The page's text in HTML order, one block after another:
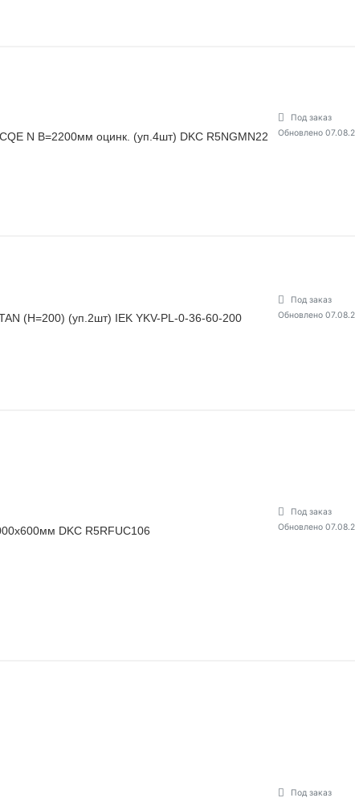
N В=2200мм оцинк. (уп.4шт) DKC R5NGMN22
Под заказ
Обновлено
(H=200) (уп.2шт) IEK YKV-PL-0-36-60-200
Под заказ
Обновлено
DKC R5RFUC106
Под заказ
Обновлено
Под заказ